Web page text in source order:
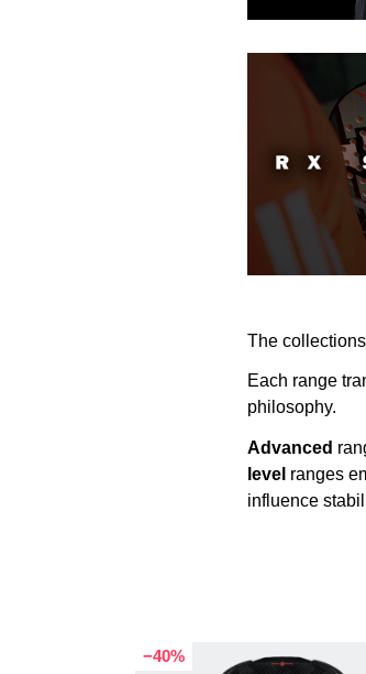
The
Each range
philosophy.
Advanced
level ranges
influence
−40%